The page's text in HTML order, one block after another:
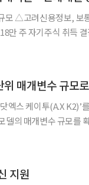
분기배
매개변수 규모
엑스 케이투(A.X K2)’
델의 매개변수 규모를
지원